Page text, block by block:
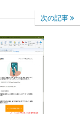
次の記事